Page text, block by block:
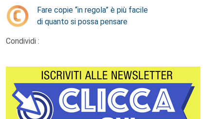
Fare copie “in regola” è più facile
di quanto si possa pensare
Condividi :